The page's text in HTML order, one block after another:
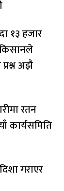
१३ हजार
किसानले
अझै
रतन
कार्यसमिति
गराएर